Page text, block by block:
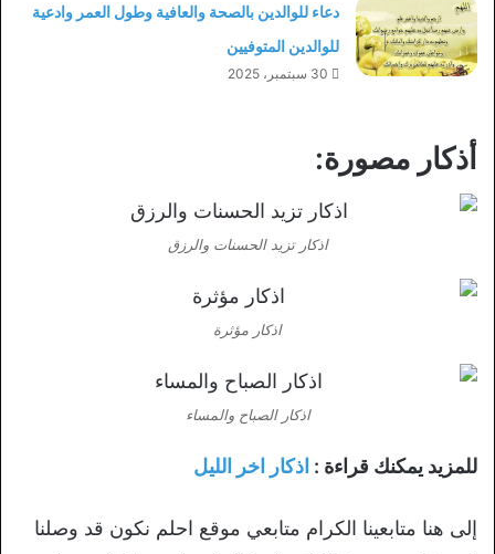
دعاء للوالدين بالصحة والعافية وطول العمر وادعية
للوالدين المتوفيين
30 سبتمبر، 2025
أذكار مصورة:
اذكار تزيد الحسنات والرزق
اذكار مؤثرة
اذكار الصباح والمساء
للمزيد يمكنك قراءة : اذكار اخر الليل
إلى هنا متابعينا الكرام متابعي موقع احلم نكون قد وصلنا